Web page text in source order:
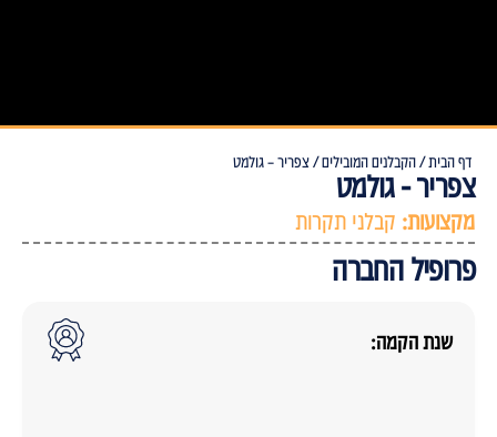
דף הבית /הקבלנים המובילים /צפריר – גולמט
צפריר - גולמט
מקצועות: קבלני תקרות
פרופיל החברה
שנת הקמה: